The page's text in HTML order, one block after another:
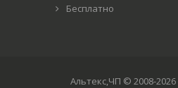
Бесплатно
Альтекс,ЧП © 2008-2026